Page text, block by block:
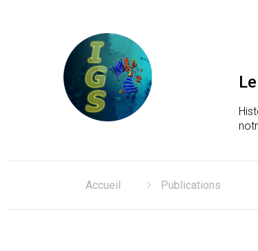
Laboratoire
Accueil Publications